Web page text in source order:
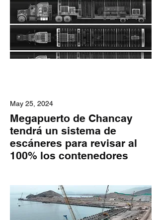
May 25, 2024
Megapuerto de Chancay
tendrá un sistema de
escáneres para revisar al
100% los contenedores